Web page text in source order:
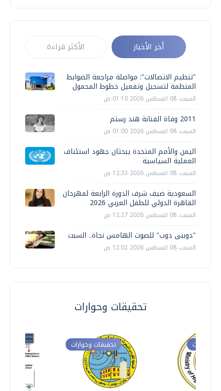
أخر الأخبار الأكثر قراءة
"تنظيم الاتصالات": مواصلة مراجعة الضوابط
المنظمة لتسجيل وتفعيل خطوط المحمول
السبت، 08 اغسطس 2026 01:10 ص
2011 وفاة الفنانة هند رستم
السبت، 08 اغسطس 2026 01:00 ص
اليمن والأمم المتحدة يبحثان جهود استئناف
العملية السياسية
السبت، 08 اغسطس 2026 12:33 ص
السعودية ضيف شرف الدورة الرابعة لمهرجان
القاهرة الدولي للطفل العربي 2026
السبت، 08 اغسطس 2026 12:27 ص
"دوبنى دوب" للصوت الهامس نجاة.. السبت
السبت، 08 اغسطس 2026 12:02 ص
تحقيقات وحوارات
تحقيقات وحوارات وحوارات